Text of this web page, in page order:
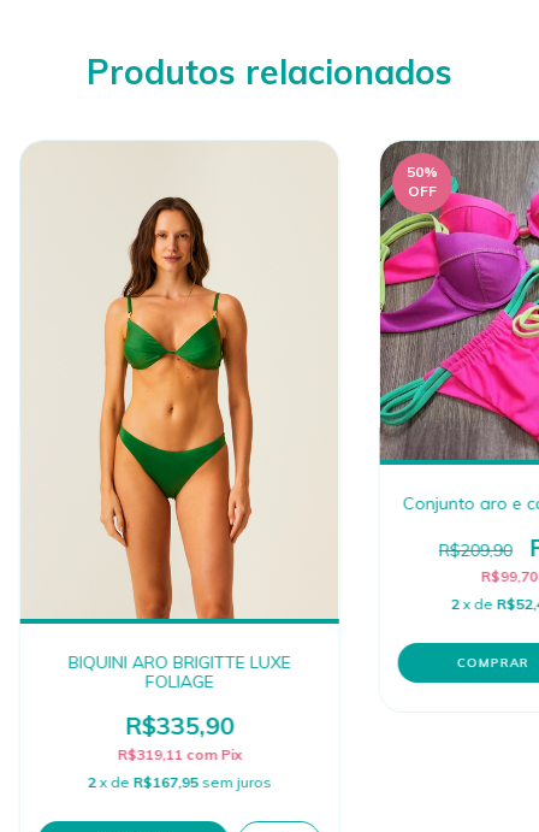
Produtos relacionados
BIQUINI ARO BRIGITTE LUXE
FOLIAGE
R$335,90
R$319,11 com Pix
2 x de R$167,95 sem juros
50%
OFF
Conjunto aro e
R$209,90
2 x de
COMPRAR